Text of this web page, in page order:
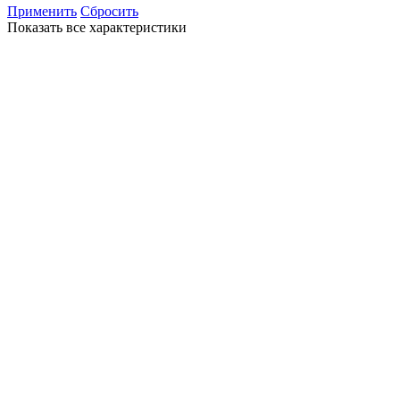
Применить Сбросить
Показать все характеристики